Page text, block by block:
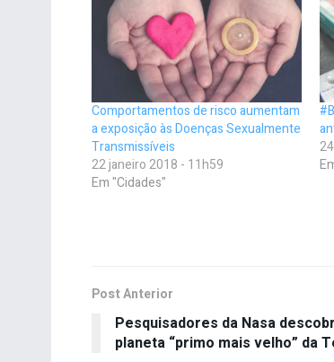
Comportamentos de risco aumentam
a exposição às Doenças Sexualmente
Transmissíveis
22 janeiro 2018 - 11h59
Em "Cidades"
Post Anterior
Pesquisadores da Nasa
planeta “primo mais velho” da